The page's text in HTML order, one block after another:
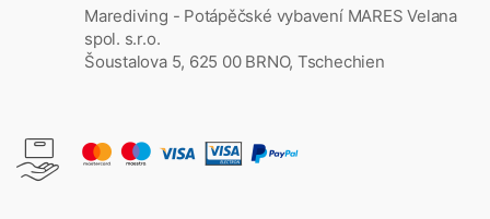
Marediving - Potápěčské vybavení MARES Velana
spol. s.r.o.
Šoustalova 5, 625 00 BRNO, Tschechien